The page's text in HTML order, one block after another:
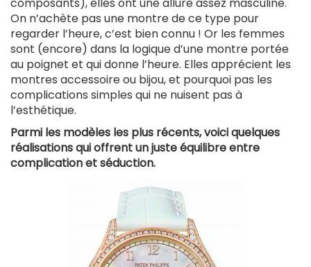
On n’achète pas une montre de ce type pour
regarder l’heure, c’est bien connu ! Or les femmes
sont (encore) dans la logique d’une montre portée
au poignet et qui donne l’heure. Elles apprécient les
montres accessoire ou bijou, et pourquoi pas les
complications simples qui ne nuisent pas à
l’esthétique.
Parmi les modèles les plus récents, voici quelques
réalisations qui offrent un juste équilibre entre
complication et séduction.